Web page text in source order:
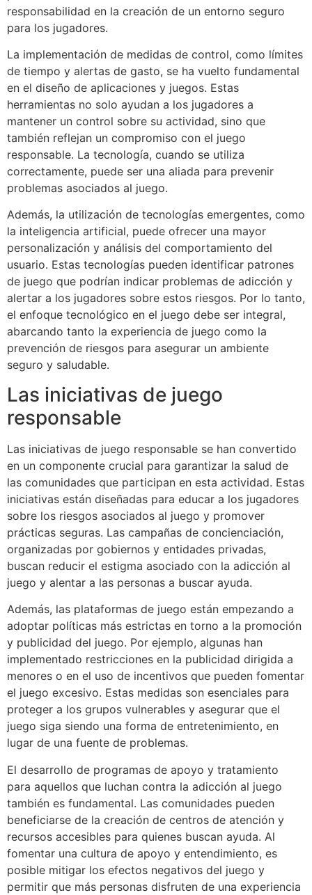
responsabilidad en la creación de un entorno seguro
para los jugadores.
La implementación de medidas de control, como límites
de tiempo y alertas de gasto, se ha vuelto fundamental
en el diseño de aplicaciones y juegos. Estas
herramientas no solo ayudan a los jugadores a
mantener un control sobre su actividad, sino que
también reflejan un compromiso con el juego
responsable. La tecnología, cuando se utiliza
correctamente, puede ser una aliada para prevenir
problemas asociados al juego.
Además, la utilización de tecnologías emergentes, como
la inteligencia artificial, puede ofrecer una mayor
personalización y análisis del comportamiento del
usuario. Estas tecnologías pueden identificar patrones
de juego que podrían indicar problemas de adicción y
alertar a los jugadores sobre estos riesgos. Por lo tanto,
el enfoque tecnológico en el juego debe ser integral,
abarcando tanto la experiencia de juego como la
prevención de riesgos para asegurar un ambiente
seguro y saludable.
Las iniciativas de juego
responsable
Las iniciativas de juego responsable se han convertido
en un componente crucial para garantizar la salud de
las comunidades que participan en esta actividad. Estas
iniciativas están diseñadas para educar a los jugadores
sobre los riesgos asociados al juego y promover
prácticas seguras. Las campañas de concienciación,
organizadas por gobiernos y entidades privadas,
buscan reducir el estigma asociado con la adicción al
juego y alentar a las personas a buscar ayuda.
Además, las plataformas de juego están empezando a
adoptar políticas más estrictas en torno a la promoción
y publicidad del juego. Por ejemplo, algunas han
implementado restricciones en la publicidad dirigida a
menores o en el uso de incentivos que pueden fomentar
el juego excesivo. Estas medidas son esenciales para
proteger a los grupos vulnerables y asegurar que el
juego siga siendo una forma de entretenimiento, en
lugar de una fuente de problemas.
El desarrollo de programas de apoyo y tratamiento
para aquellos que luchan contra la adicción al juego
también es fundamental. Las comunidades pueden
beneficiarse de la creación de centros de atención y
recursos accesibles para quienes buscan ayuda. Al
fomentar una cultura de apoyo y entendimiento, es
posible mitigar los efectos negativos del juego y
permitir que más personas disfruten de una experiencia